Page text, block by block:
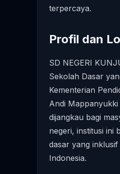
terpercaya.
Profil dan
SD NEGERI
Sekolah Dasar
Kementerian
Andi Mappanyukki
dijangkau bagi
negeri, institusi ini
dasar yang
Indonesia.